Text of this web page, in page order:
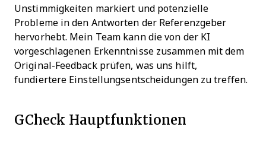
Unstimmigkeiten markiert und potenzielle
Probleme in den Antworten der Referenzgeber
hervorhebt. Mein Team kann die von der KI
vorgeschlagenen Erkenntnisse zusammen mit dem
Original-Feedback prüfen, was uns hilft,
fundiertere Einstellungsentscheidungen zu treffen.
GCheck Hauptfunktionen